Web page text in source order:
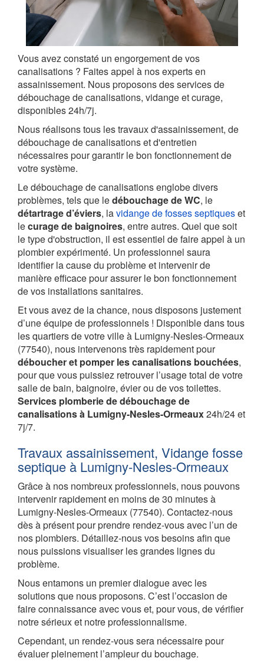
Vous avez constaté un engorgement de vos
canalisations ? Faites appel à nos experts en
assainissement. Nous proposons des services de
débouchage de canalisations, vidange et curage,
disponibles 24h/7j.
Nous réalisons tous les travaux d'assainissement, de
débouchage de canalisations et d'entretien
nécessaires pour garantir le bon fonctionnement de
votre système.
Le débouchage de canalisations englobe divers
problèmes, tels que ledébouchage de WC, le
détartrage d’éviers, lavidange de fosses septiqueset
lecurage de baignoires, entre autres. Quel que soit
le type d'obstruction, il est essentiel de faire appel à un
plombier expérimenté. Un professionnel saura
identifier la cause du problème et intervenir de
manière efficace pour assurer le bon fonctionnement
de vos installations sanitaires.
Et vous avez de la chance, nous disposons justement
d’une équipe de professionnels ! Disponible dans tous
les quartiers de votre ville à Lumigny-Nesles-Ormeaux
(77540), nous intervenons très rapidement pour
déboucher et pomper les canalisations bouchées,
pour que vous puissiez retrouver l’usage total de votre
salle de bain, baignoire, évier ou de vos toilettes.
Services plomberie de débouchage de
canalisations à Lumigny-Nesles-Ormeaux24h/24 et
7j/7.
Travaux assainissement, Vidange fosse
septique à Lumigny-Nesles-Ormeaux
Grâce à nos nombreux professionnels, nous pouvons
intervenir rapidement en moins de 30 minutes à
Lumigny-Nesles-Ormeaux (77540). Contactez-nous
dès à présent pour prendre rendez-vous avec l’un de
nos plombiers. Détaillez-nous vos besoins afin que
nous puissions visualiser les grandes lignes du
problème.
Nous entamons un premier dialogue avec les
solutions que nous proposons. C’est l’occasion de
faire connaissance avec vous et, pour vous, de vérifier
notre sérieux et notre professionnalisme.
Cependant, un rendez-vous sera nécessaire pour
évaluer pleinement l’ampleur du bouchage.